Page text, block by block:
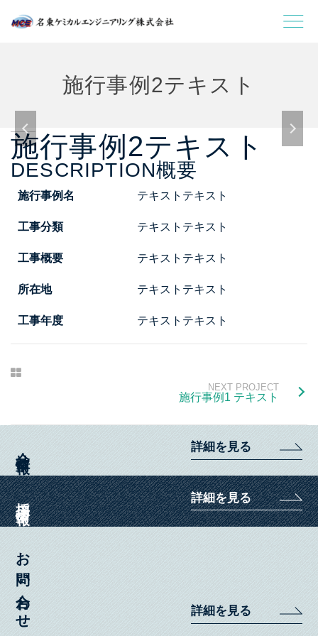
会社情報
お知らせ
採用情報
施行事例2テキスト
施行事例2テキスト
DESCRIPTION概要
施行事例名 テキストテキスト
工事分類 テキストテキスト
工事概要 テキストテキスト
所在地 テキストテキスト
工事年度 テキストテキスト
NEXT PROJECT
施行事例1 テキスト
詳細を見る
採用情報 詳細を見る
お問い合わせ 詳細を見る